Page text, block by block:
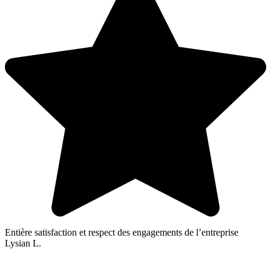
Entière satisfaction et respect des engagements de l’entreprise
Lysian L.